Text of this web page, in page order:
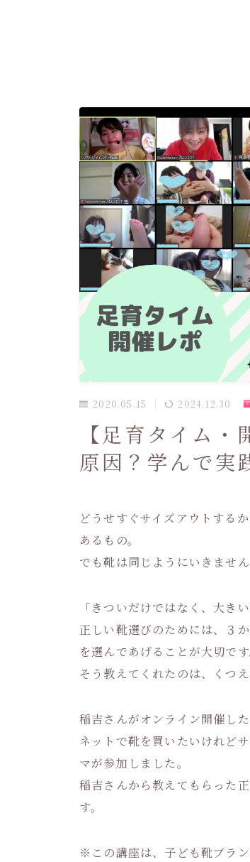
2020.05.15 2024.12.30
【足育タイム
原因？学んで実
どうせすぐサイズアウトする
あるもの。
でも靴は同じようにいきません
「きついだけではなく、大き
正しい靴選びのためには、３
を選んであげることが大切です
そう教えてくれたのは、くつ
稲吉さんがオンライン開催し
ネットで靴を買いたいけれど
マが参加しました。
稲吉さんから教えてもらった
す。
※この講座は、子ども靴ブラ